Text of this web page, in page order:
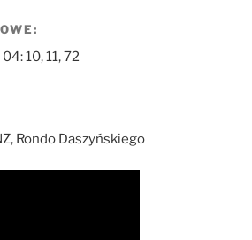
10, 11, 72
Rondo Daszyńskiego